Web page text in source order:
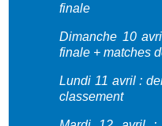
finale
Dimanche 10
finale + matches
Lundi 11 avril :
classement